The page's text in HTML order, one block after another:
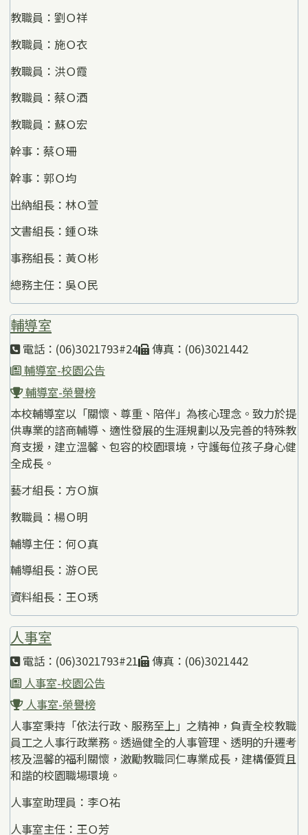
教職員：劉Ｏ祥
教職員：施Ｏ衣
教職員：洪Ｏ霞
教職員：蔡Ｏ酒
教職員：蘇Ｏ宏
幹事：蔡Ｏ珊
幹事：郭Ｏ均
出納組長：林Ｏ萱
文書組長：鍾Ｏ珠
事務組長：黃Ｏ彬
總務主任：吳Ｏ民
輔導室
電話：(06)3021793#24
傳真：(06)3021442
輔導室-校園公告
輔導室-榮譽榜
本校輔導室以「關懷、尊重、陪伴」為核心理念。致力於提
供專業的諮商輔導、適性發展的生涯規劃以及完善的特殊教
育支援，建立溫馨、包容的校園環境，守護每位孩子身心健
全成長。
藝才組長：方Ｏ旗
教職員：楊Ｏ明
輔導主任：何Ｏ真
輔導組長：游Ｏ民
資料組長：王Ｏ琇
人事室
電話：(06)3021793#21
傳真：(06)3021442
人事室-校園公告
人事室-榮譽榜
人事室秉持「依法行政、服務至上」之精神，負責全校教職
員工之人事行政業務。透過健全的人事管理、透明的升遷考
核及溫馨的福利關懷，激勵教職同仁專業成長，建構優質且
和諧的校園職場環境。
人事室助理員：李Ｏ祐
人事室主任：王Ｏ芳